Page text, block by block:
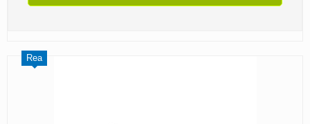
Rea